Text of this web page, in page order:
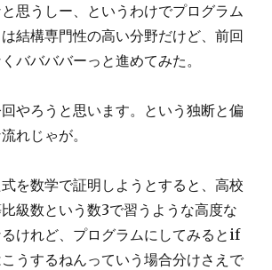
思うしー、というわけでプログラム
結構専門性の高い分野だけど、前回
ババババーっと進めてみた。
やろうと思います。という独断と偏
れじゃが。
を数学で証明しようとすると、高校
級数という数3で習うような高度な
けれど、プログラムにしてみるとif
うするねんっていう場合分けさえで